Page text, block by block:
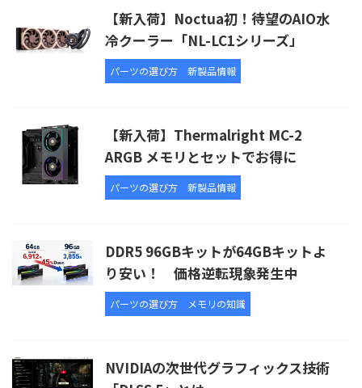
【新入荷】Noctua初！待望のAIO水
冷クーラー「NL-LC1シリーズ」
パーツの選び方 新製品情報
【新入荷】Thermalright MC-2
ARGB メモリとセットでお得に
パーツの選び方 新製品情報
DDR5 96GBキットが64GBキットよ
り安い！ 価格逆転現象発生中
パーツの選び方 メモリの知識
NVIDIAの次世代グラフィックス技術